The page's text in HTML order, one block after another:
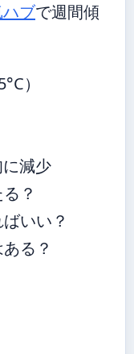
ブで週間傾
）
減少
？
いい？
る？